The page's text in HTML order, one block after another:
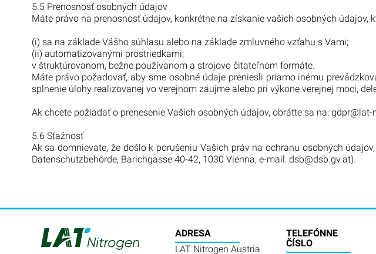
5.5 Prenosnosť osobných údajov
Máte právo na prenosnosť údajov, konkrétne na získanie vašich osobných údajov,
(i) sa na základe Vášho súhlasu alebo na základe zmluvného vzťahu s Vami;
(ii) automatizovanými prostriedkami;
v štruktúrovanom, bežne používanom a strojovo čitateľnom formáte.
Máte právo požadovať, aby sme osobné údaje preniesli priamo inému
splnenie úlohy realizovanej vo verejnom záujme alebo pri výkone verejnej moci,
Ak chcete požiadať o prenesenie Vašich osobných údajov, obráťte sa na: gdpr@lat-
5.6 Sťažnosť
Ak sa domnievate, že došlo k porušeniu Vašich práv na ochranu osobných
Datenschutzbehörde, Barichgasse 40-42, 1030 Vienna, e-mail: dsb@dsb.gv.at).
ADRESA
LAT Nitrogen Austria
TELEFÓNNE
ČÍSLO